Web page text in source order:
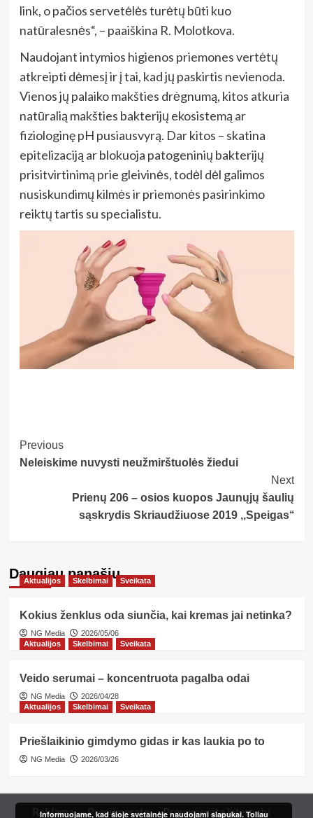
link, o pačios servetėlės turėtų būti kuo
natūralesnės“, – paaiškina R. Molotkova.
Naudojant intymios higienos priemones vertėtų
atkreipti dėmesį ir į tai, kad jų paskirtis nevienoda.
Vienos jų palaiko makšties drėgnumą, kitos atkuria
natūralią makšties bakterijų ekosistemą ar
fiziologinę pH pusiausvyrą. Dar kitos – skatina
epitelizaciją ar blokuoja patogeninių bakterijų
prisitvirtinimą prie gleivinės, todėl dėl galimos
nusiskundimų kilmės ir priemonės pasirinkimo
reiktų tartis su specialistu.
Post
Navigation
Previous
Neleiskime nuvysti neužmirštuolės žiedui
Next
Prienų 206 – osios kuopos Jaunųjų šaulių
sąskrydis Skriaudžiuose 2019 ,,Speigas‘‘
Daugiau panašių…
Aktualijos Skelbimai Sveikata
Kokius ženklus oda siunčia, kai kremas jai netinka?
NG Media
2026/05/06
Aktualijos
Skelbimai Sveikata
Veido serumai – koncentruota pagalba odai
NG Media
2026/04/28
Aktualijos
Skelbimai Sveikata
Priešlaikinio gimdymo gidas ir kas laukia po to
NG Media 2026/03/26
Reklama Prenumerata Prenumerata internetu
Informuojame, kad šioje svetainėje naudojami slapukai. Toliau